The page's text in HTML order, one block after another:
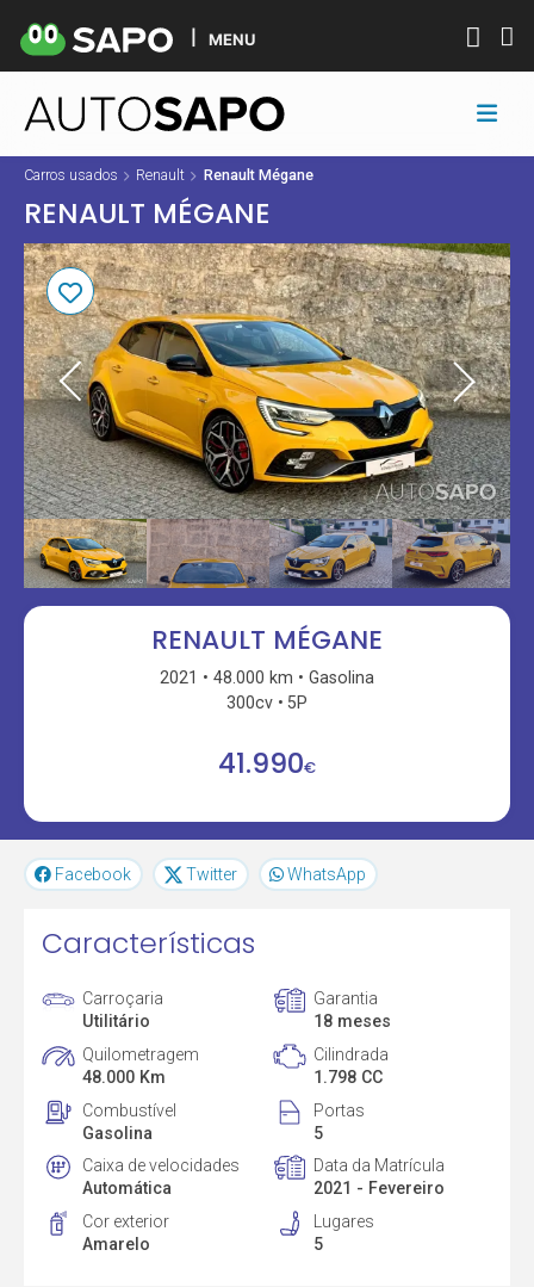
MENU
Carros usados Renault Renault Mégane
RENAULT MÉGANE
RENAULT MÉGANE
2021 48.000 km
Gasolina
300cv
5P
41.990€
Facebook Twitter WhatsApp
Características
Carroçaria
Utilitário
Garantia
18 meses
Quilometragem
48.000 Km
Cilindrada
1.798 CC
Combustível
Gasolina
Portas
5
Caixa de velocidades
Automática
Data da Matrícula
2021 - Fevereiro
Cor exterior
Amarelo
Lugares
5